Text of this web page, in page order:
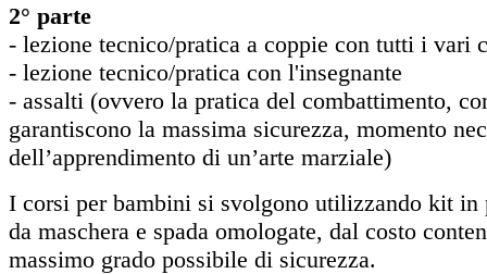
2° parte
- lezione tecnico/pratica a coppie con tutti i vari
- lezione tecnico/pratica con l'insegnante
- assalti (ovvero la pratica del combattimento,
garantiscono la massima sicurezza, momento
dell’apprendimento di un’arte marziale)
I corsi per bambini si svolgono utilizzando kit in
da maschera e spada omologate, dal costo
massimo grado possibile di sicurezza.